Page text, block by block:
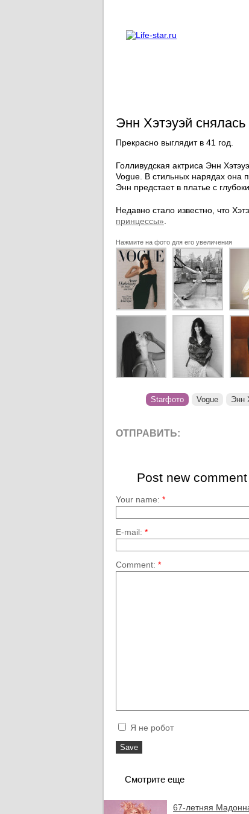
Энн Хэтэуэй
Прекрасно выглядит в 41 год.
Голливудская актриса Энн
Vogue. В стильных нарядах она
Энн предстает в платье с
Недавно стало известно, что
принцессы»
Нажмите на фото для его увеличения
Starфото Vogue Энн
ОТПРАВИТЬ:
Post new comment
Your name: *
E-mail: *
Comment: *
Я не робот
Смотрите еще
67-летняя